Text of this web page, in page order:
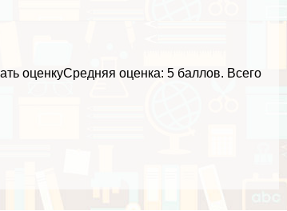
оценкуСредняя оценка:5 баллов. Всего